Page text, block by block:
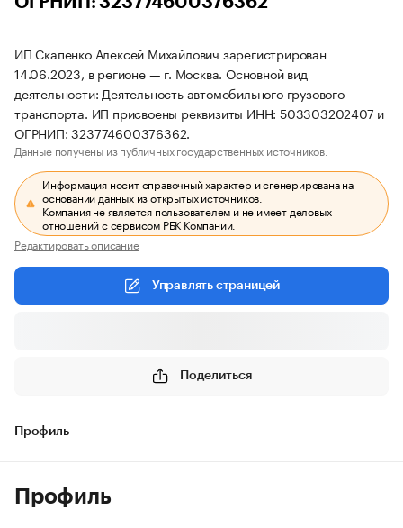
ИП Скапенко Алексей Михайлович зарегистрирован
14.06.2023, в регионе — г. Москва. Основной вид
деятельности: Деятельность автомобильного грузового
транспорта. ИП присвоены реквизиты ИНН: 503303202407 и
ОГРНИП: 323774600376362.
Данные получены из публичных государственных источников.
Информация носит справочный характер и сгенерирована на
основании данных из открытых источников.
Компания не является пользователем и не имеет деловых
отношений с сервисом РБК Компании.
Редактировать описание
Управлять страницей
Поделиться
Профиль
Профиль